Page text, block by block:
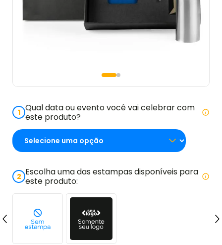
1 Qual data ou evento você vai celebrar com
este produto?
2 Escolha uma das estampas disponíveis para
este produto: